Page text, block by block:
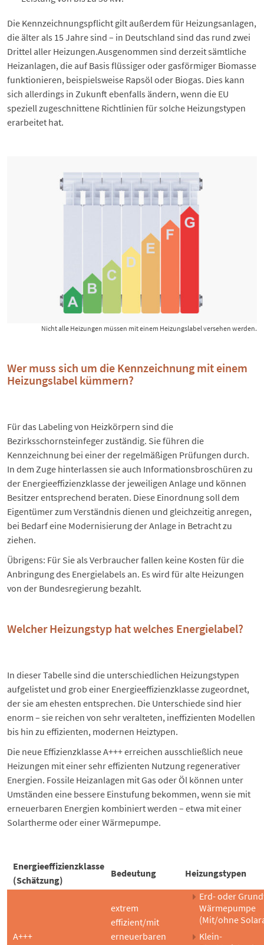
Die Kennzeichnungspflicht gilt außerdem für Heizungsanlagen,
die älter als 15 Jahre sind – in Deutschland sind das rund zwei
Drittel aller Heizungen.Ausgenommen sind derzeit sämtliche
Heizanlagen, die auf Basis flüssiger oder gasförmiger Biomasse
funktionieren, beispielsweise Rapsöl oder Biogas. Dies kann
sich allerdings in Zukunft ebenfalls ändern, wenn die EU
speziell zugeschnittene Richtlinien für solche Heizungstypen
erarbeitet hat.
Nicht alle Heizungen müssen mit einem Heizungslabel versehen werden.
Wer muss sich um die Kennzeichnung mit einem
Heizungslabel kümmern?
Für das Labeling von Heizkörpern sind die
Bezirksschornsteinfeger zuständig. Sie führen die
Kennzeichnung bei einer der regelmäßigen Prüfungen durch.
In dem Zuge hinterlassen sie auch Informationsbroschüren zu
der Energieeffizienzklasse der jeweiligen Anlage und können
Besitzer entsprechend beraten. Diese Einordnung soll dem
Eigentümer zum Verständnis dienen und gleichzeitig anregen,
bei Bedarf eine Modernisierung der Anlage in Betracht zu
ziehen.
Übrigens: Für Sie als Verbraucher fallen keine Kosten für die
Anbringung des Energielabels an. Es wird für alte Heizungen
von der Bundesregierung bezahlt.
Welcher Heizungstyp hat welches Energielabel?
In dieser Tabelle sind die unterschiedlichen Heizungstypen
aufgelistet und grob einer Energieeffizienzklasse zugeordnet,
der sie am ehesten entsprechen. Die Unterschiede sind hier
enorm – sie reichen von sehr veralteten, ineffizienten Modellen
bis hin zu effizienten, modernen Heiztypen.
Die neue Effizienzklasse A+++ erreichen ausschließlich neue
Heizungen mit einer sehr effizienten Nutzung regenerativer
Energien. Fossile Heizanlagen mit Gas oder Öl können unter
Umständen eine bessere Einstufung bekommen, wenn sie mit
erneuerbaren Energien kombiniert werden – etwa mit einer
Solarthermeoder einerWärmepumpe.
Energieeffizienzklasse
(Schätzung)
Bedeutung Heizungstypen
A+++
extrem
effizient/mit
erneuerbaren
Erd- oder
Wärmepumpe
(Mit/ohne
Klein-